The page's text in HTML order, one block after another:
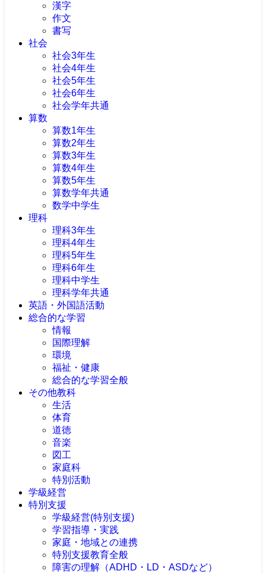
漢字
作文
書写
社会
社会3年生
社会4年生
社会5年生
社会6年生
社会学年共通
算数
算数1年生
算数2年生
算数3年生
算数4年生
算数5年生
算数学年共通
数学中学生
理科
理科3年生
理科4年生
理科5年生
理科6年生
理科中学生
理科学年共通
英語・外国語活動
総合的な学習
情報
国際理解
環境
福祉・健康
総合的な学習全般
その他教科
生活
体育
道徳
音楽
図工
家庭科
特別活動
学級経営
特別支援
学級経営(特別支援)
学習指導・実践
家庭・地域との連携
特別支援教育全般
障害の理解（ADHD・LD・ASDなど）